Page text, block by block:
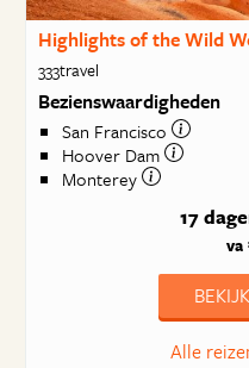
Highlights of the Wild
333travel
Bezienswaardigheden
San Francisco
Hoover Dam
Monterey
17
va
Alle